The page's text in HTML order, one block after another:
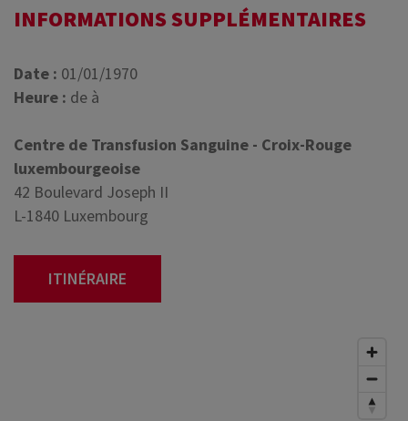
INFORMATIONS SUPPLÉMENTAIRES
Date : 01/01/1970
Heure : de à
Centre de Transfusion Sanguine - Croix-Rouge
luxembourgeoise
42 Boulevard Joseph II
L-1840 Luxembourg
ITINÉRAIRE